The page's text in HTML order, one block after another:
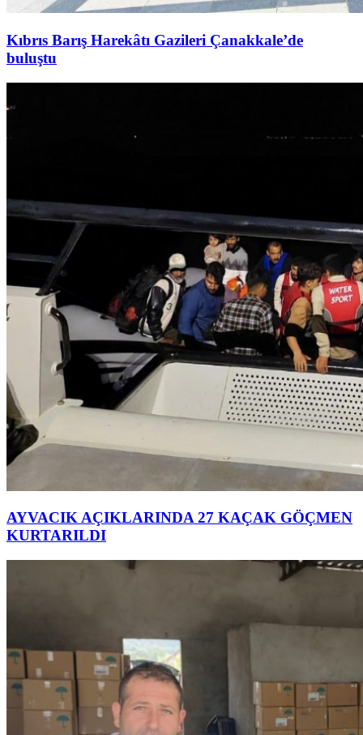
Kıbrıs Barış Harekâtı Gazileri Çanakkale’de
buluştu
AYVACIK AÇIKLARINDA 27 KAÇAK GÖÇMEN
KURTARILDI